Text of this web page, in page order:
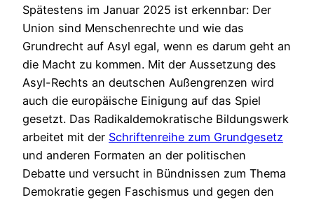
Spätestens im Januar 2025 ist erkennbar: Der
Union sind Menschenrechte und wie das
Grundrecht auf Asyl egal, wenn es darum geht an
die Macht zu kommen. Mit der Aussetzung des
Asyl-Rechts an deutschen Außengrenzen wird
auch die europäische Einigung auf das Spiel
gesetzt. Das Radikaldemokratische Bildungswerk
arbeitet mit der Schriftenreihe zum Grundgesetz
und anderen Formaten an der politischen
Debatte und versucht in Bündnissen zum Thema
Demokratie gegen Faschismus und gegen den